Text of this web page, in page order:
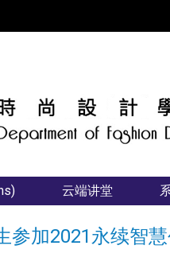
云端讲堂
参加2021永续智